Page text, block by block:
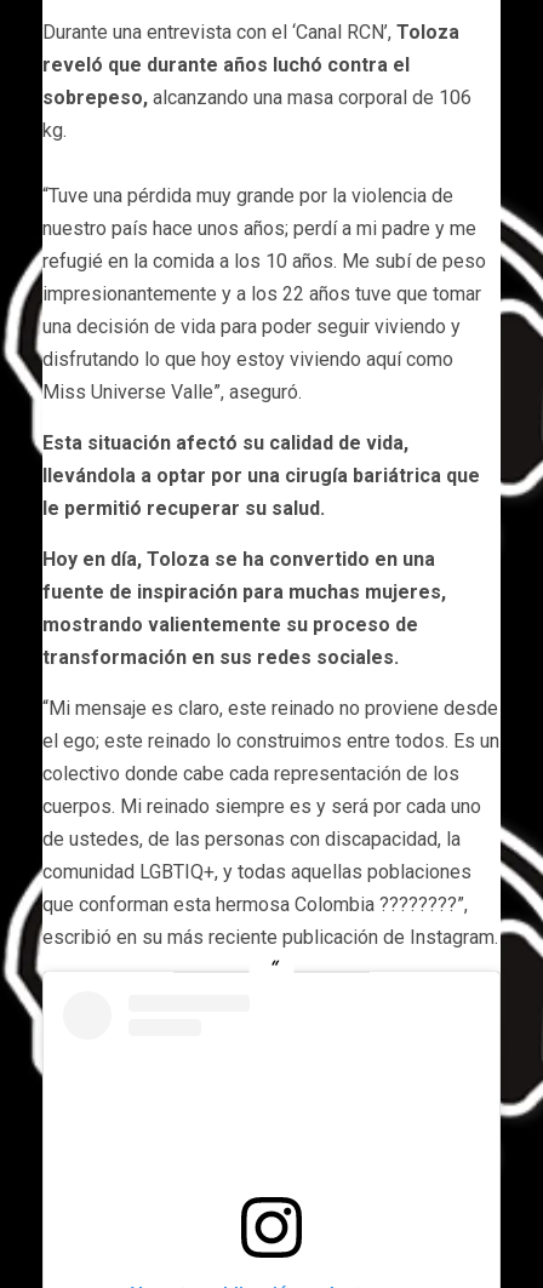
Durante una entrevista con el ‘Canal RCN’, Toloza
reveló que durante años luchó contra el
sobrepeso, alcanzando una masa corporal de 106
kg.
“Tuve una pérdida muy grande por la violencia de
nuestro país hace unos años; perdí a mi padre y me
refugié en la comida a los 10 años. Me subí de peso
impresionantemente y a los 22 años tuve que tomar
una decisión de vida para poder seguir viviendo y
disfrutando lo que hoy estoy viviendo aquí como
Miss Universe Valle”, aseguró.
Esta situación afectó su calidad de vida,
llevándola a optar por una cirugía bariátrica que
le permitió recuperar su salud.
Hoy en día, Toloza se ha convertido en una
fuente de inspiración para muchas mujeres,
mostrando valientemente su proceso de
transformación en sus redes sociales.
“Mi mensaje es claro, este reinado no proviene desde
el ego; este reinado lo construimos entre todos. Es un
colectivo donde cabe cada representación de los
cuerpos. Mi reinado siempre es y será por cada uno
de ustedes, de las personas con discapacidad, la
comunidad LGBTIQ+, y todas aquellas poblaciones
que conforman esta hermosa Colombia ????????”,
escribió en su más reciente publicación de Instagram.